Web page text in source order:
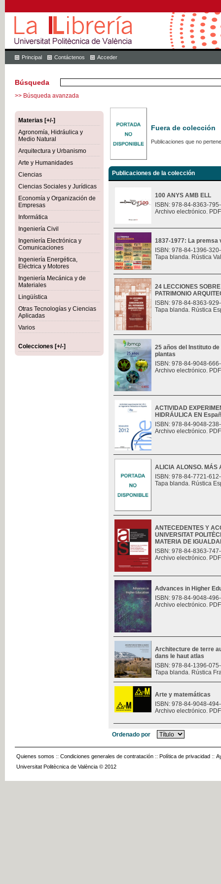
Principal Contáctenos Acceder
Búsqueda
>> Búsqueda avanzada
Materias [+/-]
Agronomía, Hidráulica y
Medio Natural
Arquitectura y Urbanismo
Arte y Humanidades
Ciencias
Ciencias Sociales y Jurídicas
Economía y Organización de
Empresas
Informática
Ingeniería Civil
Ingeniería Electrónica y
Comunicaciones
Ingeniería Energética,
Eléctrica y Motores
Ingeniería Mecánica y de
Materiales
Lingüística
Otras Tecnologías y Ciencias
Aplicadas
Varios
Colecciones [+/-]
Fuera de colección
Publicaciones que no
Publicaciones de la colección
100 ANYS AMB ELL
ISBN: 978-84-8363-
Archivo electrónico.
1837-1977: La premsa
ISBN: 978-84-1396-
Tapa blanda. Rústica
24 LECCIONES
PATRIMONIO
ISBN: 978-84-8363-
Tapa blanda. Rústica
25 años del Instituto
plantas
ISBN: 978-84-9048-
Archivo electrónico.
ACTIVIDAD
HIDRÁULICA EN
ISBN: 978-84-9048-
Archivo electrónico.
ALICIA ALONSO. MÁS
ISBN: 978-84-7721-
Tapa blanda. Rústica
ANTECEDENTES Y
UNIVERSITAT
MATERIA DE
ISBN: 978-84-8363-
Archivo electrónico.
Advances in Higher
ISBN: 978-84-9048-
Archivo electrónico.
Architecture de terre
dans le haut atlas
ISBN: 978-84-1396-
Tapa blanda. Rústica
Arte y matemáticas
ISBN: 978-84-9048-
Archivo electrónico.
Ordenado por
Quienes somos :: Condiciones generales de contratación :: Política de privacidad ::
Universitat Politècnica de València © 2012